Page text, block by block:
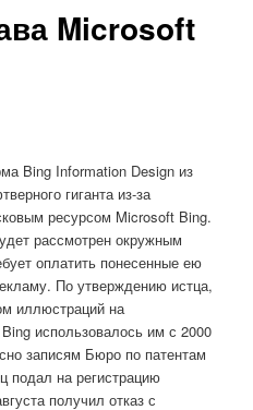
Microsoft
Bing Information Design из
гиганта из-за
ресурсом Microsoft Bing.
рассмотрен окружным
оплатить понесенные ею
По утверждению истца,
иллюстраций на
использовалось им с 2000
записям Бюро по патентам
подал на регистрацию
получил отказ с